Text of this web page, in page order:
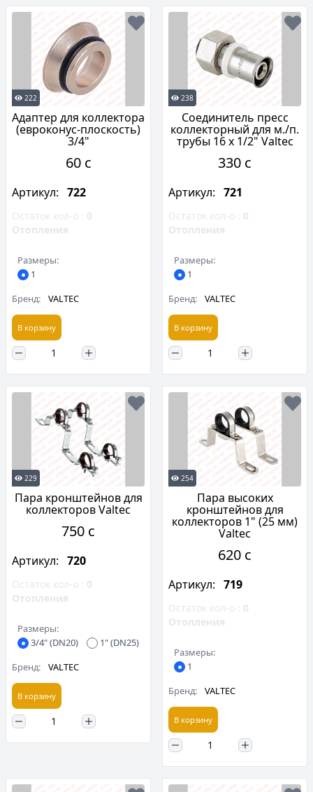
222
Адаптер для коллектора
(евроконус-плоскость)
3/4"
60 c
Артикул: 722
Остаток кол-о : 0
Отопления
Размеры:
1
Бренд:
VALTEC
В корзину
238
Соединитель пресс
коллекторный для м./п.
трубы 16 х 1/2" Valtec
330 c
Артикул: 721
Остаток кол-о : 0
Отопления
Размеры:
1
Бренд:
VALTEC
В корзину
229
Пара кронштейнов для
коллекторов Valtec
750 c
Артикул: 720
Остаток кол-о : 0
Отопления
Размеры:
3/4" (DN20)
1" (DN25)
Бренд:
VALTEC
В корзину
254
Пара высоких
кронштейнов для
коллекторов 1" (25 мм)
Valtec
620 c
Артикул: 719
Остаток кол-о : 0
Отопления
Размеры:
1
Бренд:
VALTEC
В корзину